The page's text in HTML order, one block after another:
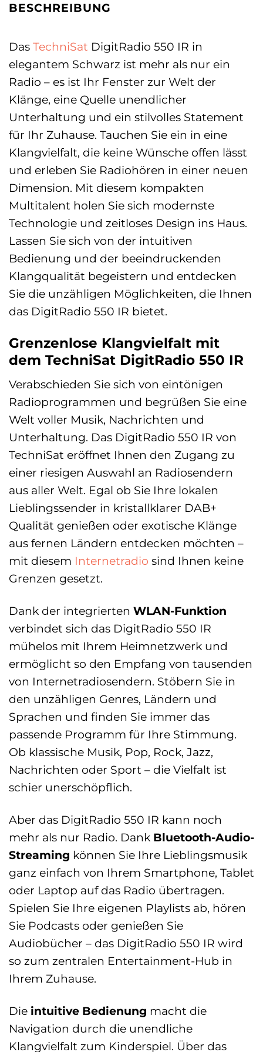
BESCHREIBUNG
Das TechniSat DigitRadio 550 IR in
elegantem Schwarz ist mehr als nur ein
Radio – es ist Ihr Fenster zur Welt der
Klänge, eine Quelle unendlicher
Unterhaltung und ein stilvolles Statement
für Ihr Zuhause. Tauchen Sie ein in eine
Klangvielfalt, die keine Wünsche offen lässt
und erleben Sie Radiohören in einer neuen
Dimension. Mit diesem kompakten
Multitalent holen Sie sich modernste
Technologie und zeitloses Design ins Haus.
Lassen Sie sich von der intuitiven
Bedienung und der beeindruckenden
Klangqualität begeistern und entdecken
Sie die unzähligen Möglichkeiten, die Ihnen
das DigitRadio 550 IR bietet.
Grenzenlose Klangvielfalt mit
dem TechniSat DigitRadio 550 IR
Verabschieden Sie sich von eintönigen
Radioprogrammen und begrüßen Sie eine
Welt voller Musik, Nachrichten und
Unterhaltung. Das DigitRadio 550 IR von
TechniSat eröffnet Ihnen den Zugang zu
einer riesigen Auswahl an Radiosendern
aus aller Welt. Egal ob Sie Ihre lokalen
Lieblingssender in kristallklarer DAB+
Qualität genießen oder exotische Klänge
aus fernen Ländern entdecken möchten –
mit diesem Internetradio sind Ihnen keine
Grenzen gesetzt.
Dank der integrierten WLAN-Funktion
verbindet sich das DigitRadio 550 IR
mühelos mit Ihrem Heimnetzwerk und
ermöglicht so den Empfang von tausenden
von Internetradiosendern. Stöbern Sie in
den unzähligen Genres, Ländern und
Sprachen und finden Sie immer das
passende Programm für Ihre Stimmung.
Ob klassische Musik, Pop, Rock, Jazz,
Nachrichten oder Sport – die Vielfalt ist
schier unerschöpflich.
Aber das DigitRadio 550 IR kann noch
mehr als nur Radio. Dank Bluetooth-Audio-
Streaming können Sie Ihre Lieblingsmusik
ganz einfach von Ihrem Smartphone, Tablet
oder Laptop auf das Radio übertragen.
Spielen Sie Ihre eigenen Playlists ab, hören
Sie Podcasts oder genießen Sie
Audiobücher – das DigitRadio 550 IR wird
so zum zentralen Entertainment-Hub in
Ihrem Zuhause.
Die intuitive Bedienung macht die
Navigation durch die unendliche
Klangvielfalt zum Kinderspiel. Über das